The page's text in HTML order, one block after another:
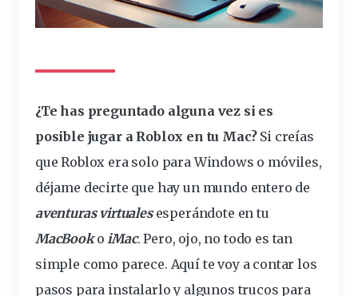
¿Te has preguntado alguna vez si es
posible jugara Roblox en tu Mac?Si creías
que Roblox era solo para Windows o móviles,
déjame decirte que hay un mundo entero de
aventuras virtualesesperándote en tu
MacBookoiMac. Pero, ojo, no todo es tan
simple como parece. Aquí te voy a contar los
pasos para instalarlo y algunos trucos para